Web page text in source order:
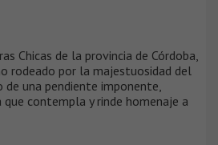
Chicas de la provincia de Córdoba,
rodeado por la majestuosidad del
una pendiente imponente,
contempla y rinde homenaje a